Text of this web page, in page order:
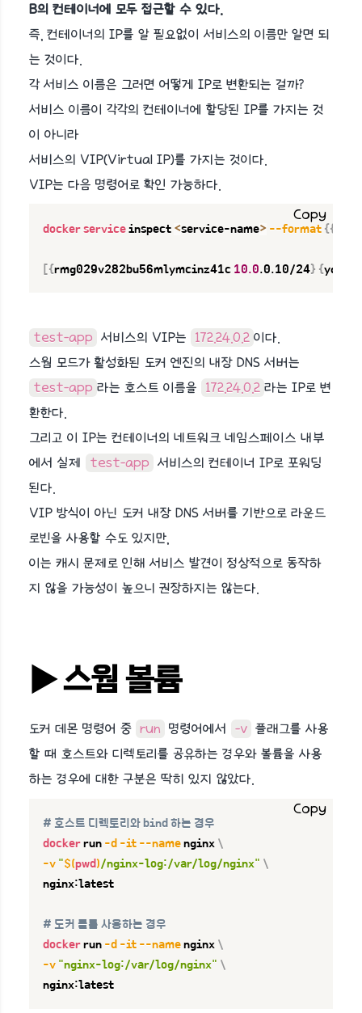
B의 컨테이너에 모두 접근할 수 있다.
즉, 컨테이너의 IP를 알 필요없이 서비스의 이름만 알면 되
는 것이다.
각 서비스 이름은 그러면 어떻게 IP로 변환되는 걸까?
서비스 이름이 각각의 컨테이너에 할당된 IP를 가지는 것
이 아니라
서비스의 VIP(Virtual IP)를 가지는 것이다.
VIP는 다음 명령어로 확인 가능하다.
docker service inspect <service-name> --format {{
[{rmg029v282bu56mlymcinz41c 10.0.0.10/24} {
Copy
test-app 서비스의 VIP는 172.24.0.2 이다.
스웜 모드가 활성화된 도커 엔진의 내장 DNS 서버는
test-app 라는 호스트 이름을 172.24.0.2 라는 IP로 변
환한다.
그리고 이 IP는 컨테이너의 네트워크 네임스페이스 내부
에서 실제
test-app 서비스의 컨테이너 IP로 포워딩
된다.
VIP 방식이 아닌 도커 내장 DNS 서버를 기반으로 라운드
로빈을 사용할 수도 있지만,
이는 캐시 문제로 인해 서비스 발견이 정상적으로 동작하
지 않을 가능성이 높으니 권장하지는 않는다.
▶︎ 스웜 볼륨
도커 데몬 명령어 중 run 명령어에서 -v 플래그를 사용
할 때 호스트와 디렉토리를 공유하는 경우와 볼륨을 사용
하는 경우에 대한 구분은 딱히 있지 않았다.
# 호스트 디렉토리와 bind 하는 경우
docker run -d -it --name nginx \
-v "$(pwd)/nginx-log:/var/log/nginx" \
nginx:latest
# 도커 볼륨 사용하는 경우
docker run -d -it --name nginx \
-v "nginx-log:/var/log/nginx" \
nginx:latest
Copy